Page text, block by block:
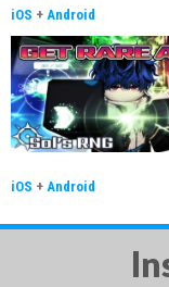
iOS + Android
iOS + Android